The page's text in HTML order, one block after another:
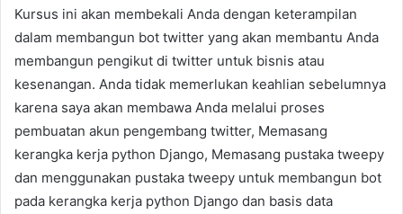
Kursus ini akan membekali Anda dengan keterampilan
dalam membangun bot twitter yang akan membantu Anda
membangun pengikut di twitter untuk bisnis atau
kesenangan. Anda tidak memerlukan keahlian sebelumnya
karena saya akan membawa Anda melalui proses
pembuatan akun pengembang twitter, Memasang
kerangka kerja python Django, Memasang pustaka tweepy
dan menggunakan pustaka tweepy untuk membangun bot
pada kerangka kerja python Django dan basis data